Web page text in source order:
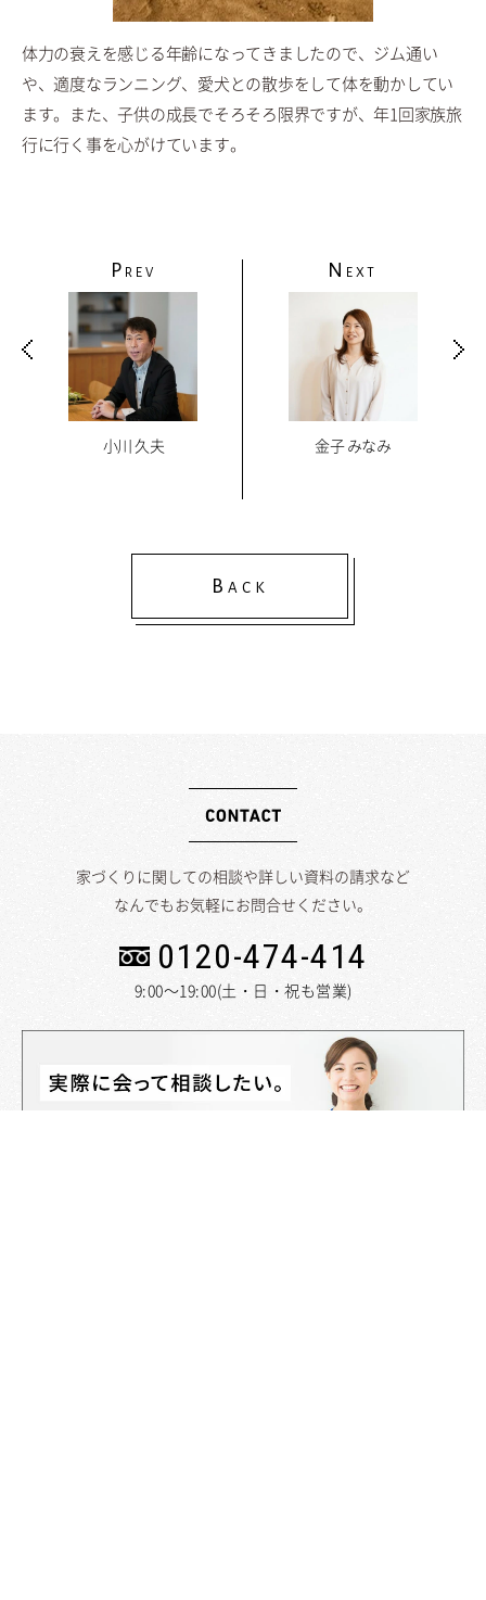
体力の衰えを感じる年齢になってきましたので、ジム通い
や、適度なランニング、愛犬との散歩をして体を動かしてい
ます。また、子供の成長でそろそろ限界ですが、年1回家族旅
行に行く事を心がけています。
P REV
小川 久夫 金子 みなみ
N EXT
B ACK
家づくりに関しての相談や詳しい資料の請求など
なんでもお気軽にお問合せください。
0120-474-414
9:00～19:00(土・日・祝も営業)